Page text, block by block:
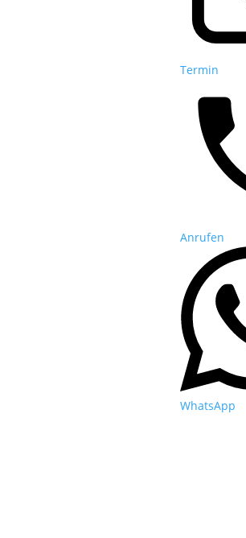
Termin
Anrufen
WhatsApp